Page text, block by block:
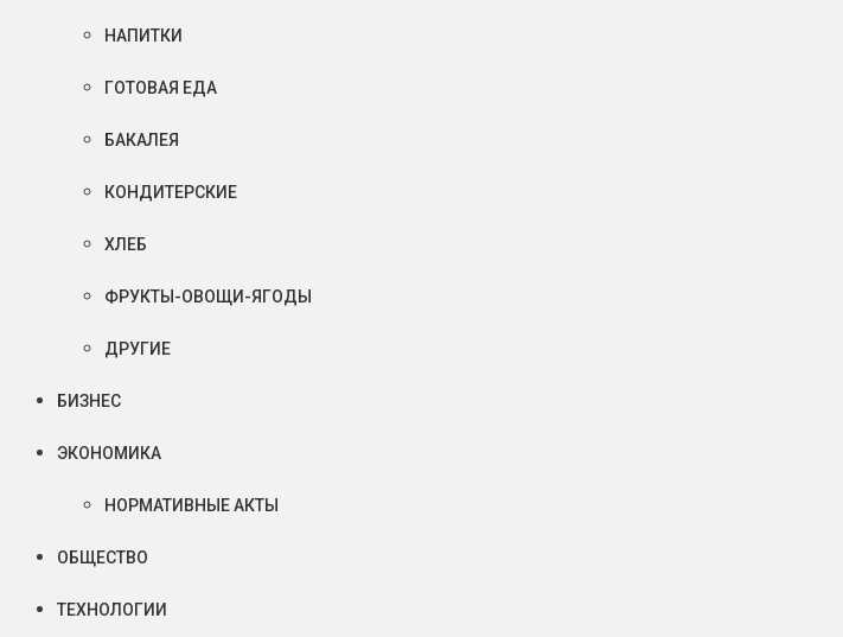
НАПИТКИ
ГОТОВАЯ ЕДА
БАКАЛЕЯ
КОНДИТЕРСКИЕ
ХЛЕБ
ФРУКТЫ-ОВОЩИ-ЯГОДЫ
ДРУГИЕ
БИЗНЕС
ЭКОНОМИКА
НОРМАТИВНЫЕ АКТЫ
ОБЩЕСТВО
ТЕХНОЛОГИИ